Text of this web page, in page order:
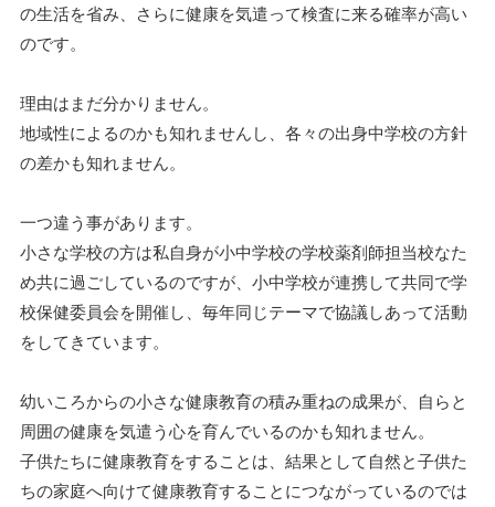
の生活を省み、さらに健康を気遣って検査に来る確率が高い
のです。
理由はまだ分かりません。
地域性によるのかも知れませんし、各々の出身中学校の方針
の差かも知れません。
一つ違う事があります。
小さな学校の方は私自身が小中学校の学校薬剤師担当校なた
め共に過ごしているのですが、小中学校が連携して共同で学
校保健委員会を開催し、毎年同じテーマで協議しあって活動
をしてきています。
幼いころからの小さな健康教育の積み重ねの成果が、自らと
周囲の健康を気遣う心を育んでいるのかも知れません。
子供たちに健康教育をすることは、結果として自然と子供た
ちの家庭へ向けて健康教育することにつながっているのでは